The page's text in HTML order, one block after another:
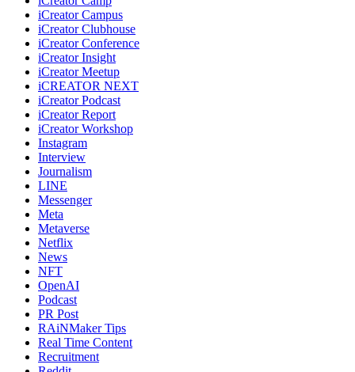
iCreator Campus
iCreator Clubhouse
iCreator Conference
iCreator Insight
iCreator Meetup
iCREATOR NEXT
iCreator Podcast
iCreator Report
iCreator Workshop
Instagram
Interview
Journalism
LINE
Messenger
Meta
Metaverse
Netflix
News
NFT
OpenAI
Podcast
PR Post
RAiNMaker Tips
Real Time Content
Recruitment